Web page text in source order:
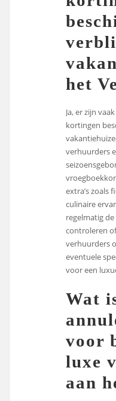
het
Ja, er zijn
kortingen
verhuurders
extra’s zoals
culinaire
regelmatig
controleren
verhuurders
eventuele
voor een
Wat
voor
luxe
aan